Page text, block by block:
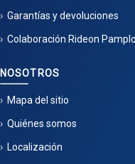
Garantías y devoluciones
Colaboración Rideon
NOSOTROS
Mapa del sitio
Quiénes somos
Localización